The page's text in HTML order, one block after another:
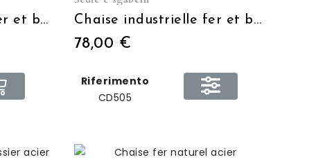
Chaise industrielle fer et bois - dossier ouvert CIRE Chaise industrielle fer et bois - dossier plein PEINTE
78,00 €
Riferimento
CD505